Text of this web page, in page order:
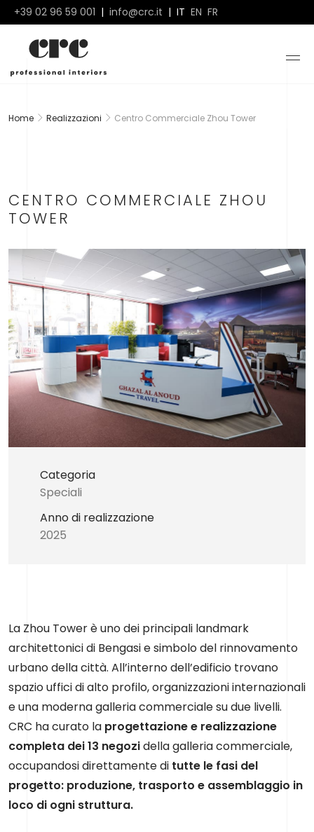
+39 02 96 59 001 | info@crc.it | IT EN FR
Home Realizzazioni Centro Commerciale Zhou Tower
CENTRO COMMERCIALE ZHOU
TOWER
Categoria
Speciali
Anno di realizzazione
2025
La Zhou Tower è uno dei principali landmark
architettonici di Bengasi e simbolo del rinnovamento
urbano della città. All’interno dell’edificio trovano
spazio uffici di alto profilo, organizzazioni internazionali
e una moderna galleria commerciale su due livelli.
CRC ha curato la progettazione e realizzazione
completa dei 13 negozidella galleria commerciale,
occupandosi direttamente di tutte le fasi del
progetto: produzione, trasporto e assemblaggio in
loco di ogni struttura.